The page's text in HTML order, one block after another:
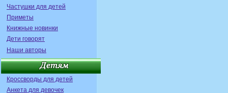
Частушки для детей
Приметы
Книжные новинки
Дети говорят
Наши авторы
Кроссворды для детей
Анкета для девочек